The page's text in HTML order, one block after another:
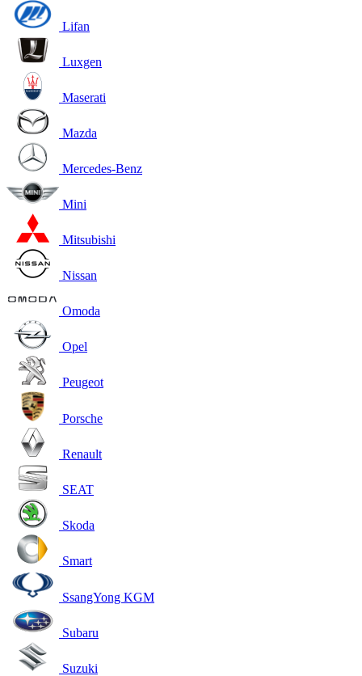
Lifan
Luxgen
Maserati
Mazda
Mercedes-Benz
Mini
Mitsubishi
Nissan
Omoda
Opel
Peugeot
Porsche
Renault
SEAT
Skoda
Smart
SsangYong KGM
Subaru
Suzuki